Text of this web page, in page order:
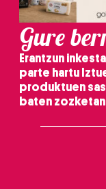
Gure
Erantzun
parte hartu
produktuen
baten zozketan